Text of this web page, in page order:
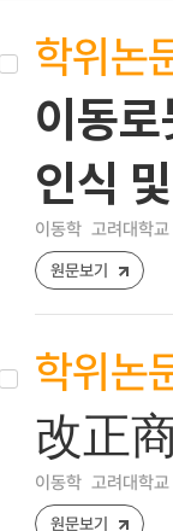
학위논
이동
인식
이동학 고려대학
원문보기
학위논
改正
이동학 고려대학
원문보기